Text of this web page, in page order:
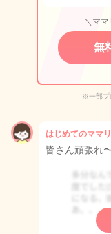
＼マ
無
※一部プ
はじめてのママ
皆さん頑張れ